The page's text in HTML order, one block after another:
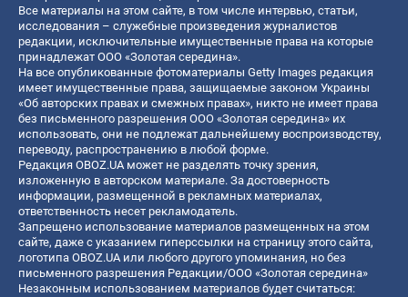
Все материалы на этом сайте, в том числе интервью, статьи,
исследования – служебные произведения журналистов
редакции, исключительные имущественные права на которые
принадлежат ООО «Золотая середина».
На все опубликованные фотоматериалы Getty Images редакция
имеет имущественные права, защищаемые законом Украины
«Об авторских правах и смежных правах», никто не имеет права
без письменного разрешения ООО «Золотая середина» их
использовать, они не подлежат дальнейшему воспроизводству,
переводу, распространению в любой форме.
Редакция OBOZ.UA может не разделять точку зрения,
изложенную в авторском материале. За достоверность
информации, размещенной в рекламных материалах,
ответственность несет рекламодатель.
Запрещено использование материалов размещенных на этом
сайте, даже с указанием гиперссылки на страницу этого сайта,
логотипа OBOZ.UA или любого другого упоминания, но без
письменного разрешения Редакции/ООО «Золотая середина»
Незаконным использованием материалов будет считаться: